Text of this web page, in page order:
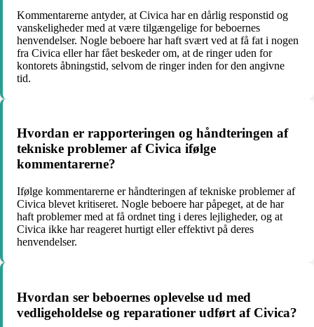
Kommentarerne antyder, at Civica har en dårlig responstid og
vanskeligheder med at være tilgængelige for beboernes
henvendelser. Nogle beboere har haft svært ved at få fat i nogen
fra Civica eller har fået beskeder om, at de ringer uden for
kontorets åbningstid, selvom de ringer inden for den angivne
tid.
Hvordan er rapporteringen og håndteringen af
tekniske problemer af Civica ifølge
kommentarerne?
Ifølge kommentarerne er håndteringen af tekniske problemer af
Civica blevet kritiseret. Nogle beboere har påpeget, at de har
haft problemer med at få ordnet ting i deres lejligheder, og at
Civica ikke har reageret hurtigt eller effektivt på deres
henvendelser.
Hvordan ser beboernes oplevelse ud med
vedligeholdelse og reparationer udført af Civica?